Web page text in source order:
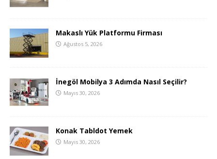
Makaslı Yük Platformu Firması
Ağustos 5, 2026
İnegöl Mobilya 3 Adımda Nasıl Seçilir?
Mayıs 30, 2026
Konak Tabldot Yemek
Mayıs 30, 2026